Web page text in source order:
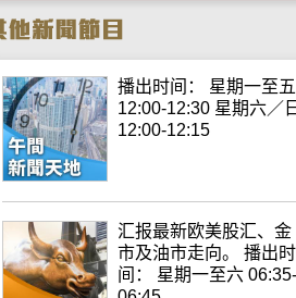
播出时间： 星期一至五
12:00-12:30 星期六／日
12:00-12:15
汇报最新欧美股汇、金
市及油市走向。 播出时
间： 星期一至六 06:35-